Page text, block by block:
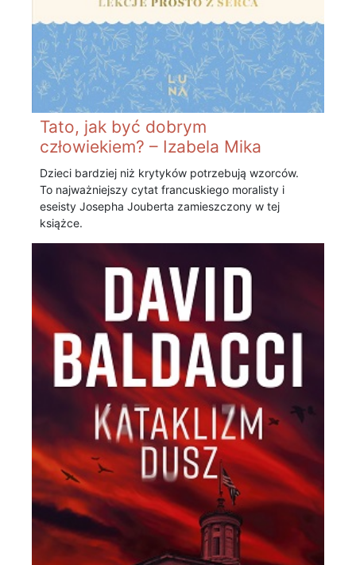
Tato, jak być dobrym
człowiekiem? – Izabela Mika
Dzieci bardziej niż krytyków potrzebują wzorców.
To najważniejszy cytat francuskiego moralisty i
eseisty Josepha Jouberta zamieszczony w tej
książce.